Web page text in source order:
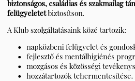
biztonságos, családias és szakmailag
felügyeletetbiztosítson.
A Klub szolgáltatásaink közé tartozik:
napközbeni felügyelet és
fejlesztő és mentálhigiénés
mozgásos és közösségi
hozzátartozók tehermentesítése.